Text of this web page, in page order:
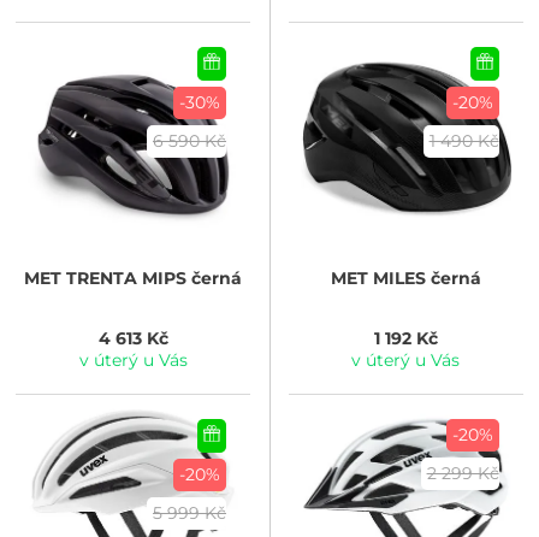
-30%
6 590 Kč
MET TRENTA MIPS černá
4 613 Kč
v úterý u Vás
-20%
1 490 Kč
METMILES černá
1 192 Kč
v úterý u Vás
-20%
5 999 Kč
-20%
2 299 Kč